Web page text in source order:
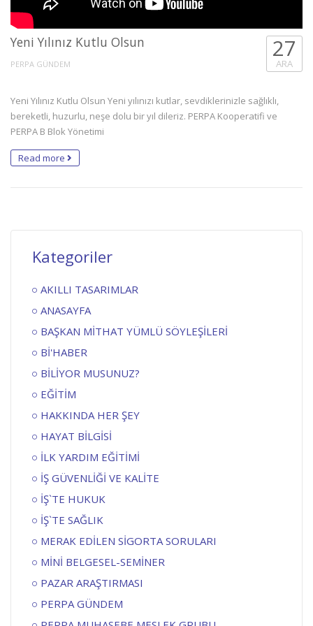
Yeni Yılınız Kutlu Olsun
PERPA GÜNDEM
27
ARA
Yeni Yılınız Kutlu Olsun Yeni yılınızı kutlar, sevdiklerinizle sağlıklı,
bereketli, huzurlu, neşe dolu bir yıl dileriz. PERPA Kooperatifi ve
PERPA B Blok Yönetimi
Read more
Kategoriler
AKILLI TASARIMLAR
ANASAYFA
BAŞKAN MİTHAT YÜMLÜ SÖYLEŞİLERİ
Bİ'HABER
BİLİYOR MUSUNUZ?
EĞİTİM
HAKKINDA HER ŞEY
HAYAT BİLGİSİ
İLK YARDIM EĞİTİMİ
İŞ GÜVENLİĞİ VE KALİTE
İŞ`TE HUKUK
İŞ`TE SAĞLIK
MERAK EDİLEN SİGORTA SORULARI
MİNİ BELGESEL-SEMİNER
PAZAR ARAŞTIRMASI
PERPA GÜNDEM